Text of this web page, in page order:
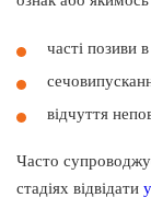
часті позиви
відчуття
Часто
стадіях відвідати